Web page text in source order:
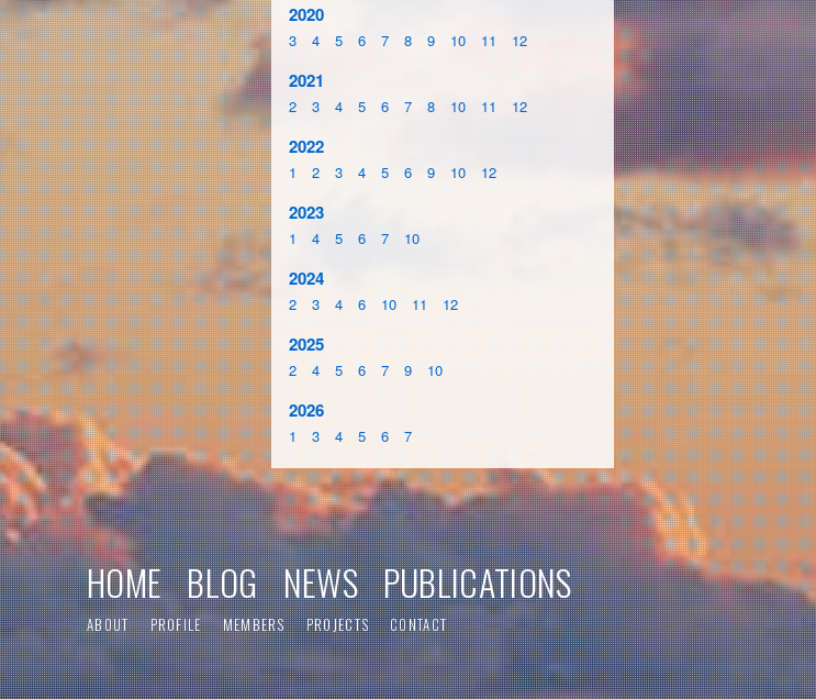
2020
3 4 5 6 7 8 9 10 11 12
2021
2 3 4 5 6 7 8 10 11 12
2022
1 2 3 4 5 6 9 10 12
2023
1 4 5 6 7 10
2024
2 3 4 6 10 11 12
2025
2 4 5 6 7 9 10
2026
1 3 4 5 6 7
HOME BLOG NEWS PUBLICATIONS
ABOUT PROFILE MEMBERS PROJECTS CONTACT